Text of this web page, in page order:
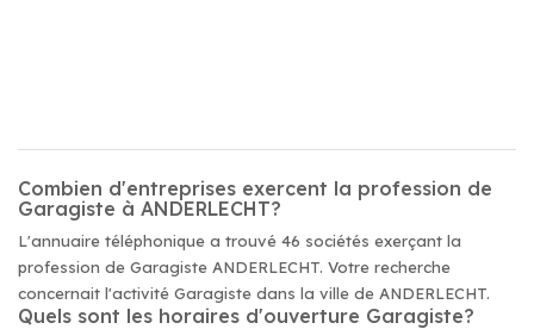
Combien d'entreprises exercent la profession de
Garagiste à ANDERLECHT?
L'annuaire téléphonique a trouvé 46 sociétés exerçant la
profession de Garagiste ANDERLECHT. Votre recherche
concernait l'activité Garagiste dans la ville de ANDERLECHT.
Quels sont les horaires d'ouverture Garagiste?